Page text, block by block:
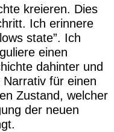
kreieren. Dies
Ich erinnere
state”. Ich
einen
dahinter und
für einen
Zustand, welcher
der neuen